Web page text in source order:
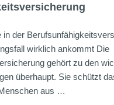
der
wirklich ankommt Die
gehört zu den
überhaupt. Sie schützt
aus …